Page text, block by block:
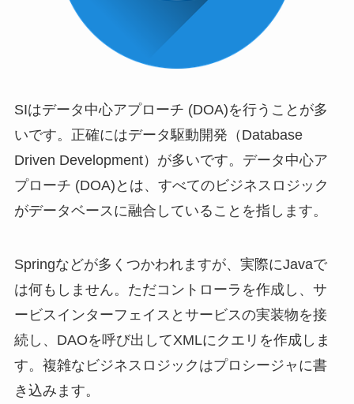
SIはデータ中心アプローチ (DOA)を行うことが多
いです。正確にはデータ駆動開発（Database
Driven Development）が多いです。データ中心ア
プローチ (DOA)とは、すべてのビジネスロジック
がデータベースに融合していることを指します。
Springなどが多くつかわれますが、実際にJavaで
は何もしません。ただコントローラを作成し、サ
ービスインターフェイスとサービスの実装物を接
続し、DAOを呼び出してXMLにクエリを作成しま
す。複雑なビジネスロジックはプロシージャに書
き込みます。